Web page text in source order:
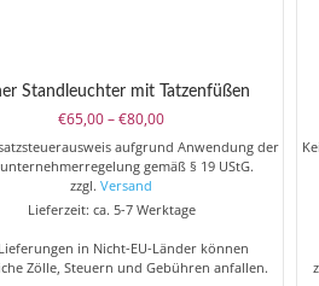
Standleuchter mit Tatzenfüßen
€65,00–€80,00Preisspanne:
€65,00
bis
aufgrund Anwendung der
gemäß § 19 UStG.
zzgl.Versand
Lieferzeit: ca. 5-7 Werktage
in Nicht-EU-Länder können
Zölle, Steuern und Gebühren anfallen.